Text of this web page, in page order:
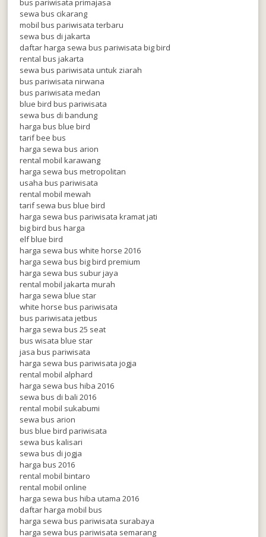
bus pariwisata primajasa
sewa bus cikarang
mobil bus pariwisata terbaru
sewa bus di jakarta
daftar harga sewa bus pariwisata big bird
rental bus jakarta
sewa bus pariwisata untuk ziarah
bus pariwisata nirwana
bus pariwisata medan
blue bird bus pariwisata
sewa bus di bandung
harga bus blue bird
tarif bee bus
harga sewa bus arion
rental mobil karawang
harga sewa bus metropolitan
usaha bus pariwisata
rental mobil mewah
tarif sewa bus blue bird
harga sewa bus pariwisata kramat jati
big bird bus harga
elf blue bird
harga sewa bus white horse 2016
harga sewa bus big bird premium
harga sewa bus subur jaya
rental mobil jakarta murah
harga sewa blue star
white horse bus pariwisata
bus pariwisata jetbus
harga sewa bus 25 seat
bus wisata blue star
jasa bus pariwisata
harga sewa bus pariwisata jogja
rental mobil alphard
harga sewa bus hiba 2016
sewa bus di bali 2016
rental mobil sukabumi
sewa bus arion
bus blue bird pariwisata
sewa bus kalisari
sewa bus di jogja
harga bus 2016
rental mobil bintaro
rental mobil online
harga sewa bus hiba utama 2016
daftar harga mobil bus
harga sewa bus pariwisata surabaya
harga sewa bus pariwisata semarang